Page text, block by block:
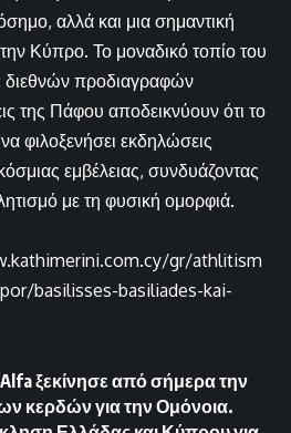
αλλά και μια σημαντική
την Κύπρο. Το μοναδικό τοπίο του
διεθνών προδιαγραφών
της Πάφου αποδεικνύουν ότι το
φιλοξενήσει εκδηλώσεις
εμβέλειας, συνδυάζοντας
με τη φυσική ομορφιά.
gr/athlitism
basilisses-basiliades-kai-
ξεκίνησε από σήμερα την
κερδών για την Ομόνοια.